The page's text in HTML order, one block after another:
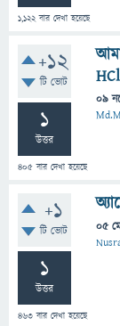
1,122বার দেখা হয়েছে
+12
টি ভোট
1
উত্তর
405 বার দেখা হয়েছে
09
+1
টি ভোট
1
উত্তর
463 বার দেখা হয়েছে
05